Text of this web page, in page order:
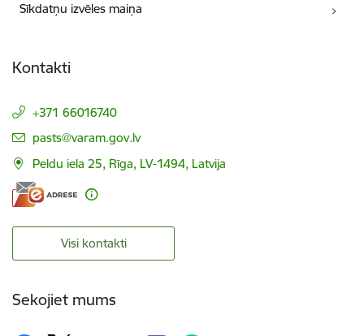
Sīkdatņu izvēles maiņa
Kontakti
+371 66016740
E-pasts:
pasts@varam.gov.lv
Peldu iela 25, Rīga, LV-1494, Latvija
Visi kontakti
Sekojiet mums